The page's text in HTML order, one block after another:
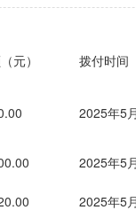
元） 拨付时间
2025年5
2025年5
2025年5